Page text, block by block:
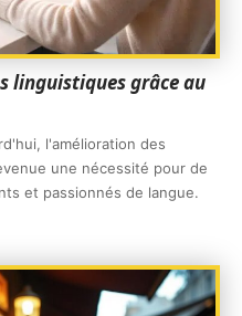
linguistiques grâce au
l'amélioration des
une nécessité pour de
et passionnés de langue.